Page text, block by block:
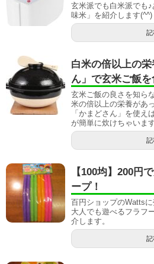
玄米派でも白米派でも
味米」を紹介します(^^)
記
白米の倍以上の
ん」で玄米ご飯を
玄米ご飯の良さを知ら
米の倍以上の栄養があ
「かまどさん」を使え
が簡単に炊けちゃいま
記
【100均】200円
ープ！
百円ショップのWattsに
大人でも遊べるフラフ
介します。
記